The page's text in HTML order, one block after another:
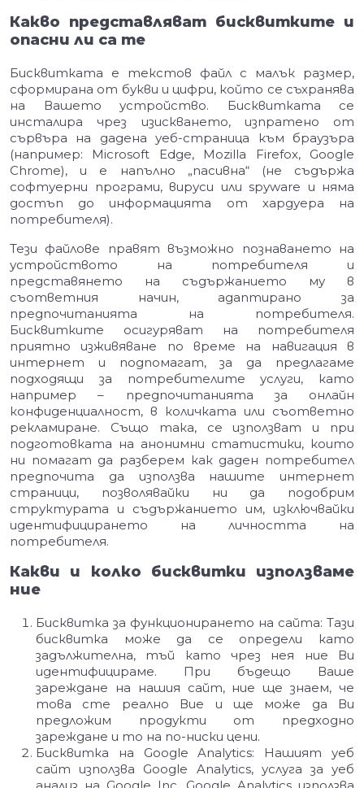
Какво представляват бисквитките и
опасни ли са те
Бисквитката е текстов файл с малък размер,
сформирана от букви и цифри, който се съхранява
на Вашето устройство. Бисквитката се
инсталира чрез изискването, изпратено от
сървъра на дадена уеб-страница към браузъра
(например: Microsoft Edge, Mozilla Firefox, Google
Chrome), и е напълно „пасивна“ (не съдържа
софтуерни програми, вируси или spyware и няма
достъп до информацията от хардуера на
потребителя).
Тези файлове правят възможно познаването на
устройството на потребителя и
представянето на съдържанието му в
съответния начин, адаптирано за
предпочитанията на потребителя.
Бисквитките осигуряват на потребителя
приятно изживяване по време на навигация в
интернет и подпомагат, за да предлагаме
подходящи за потребителите услуги, като
например – предпочитанията за онлайн
конфиденциалност, в количката или съответно
рекламиране. Също така, се използват и при
подготовката на анонимни статистики, които
ни помагат да разберем как даден потребител
предпочита да използва нашите интернет
страници, позволявайки ни да подобрим
структурата и съдържанието им, изключвайки
идентифицирането на личността на
потребителя.
Какви и колко бисквитки използваме
ние
Бисквитка за функционирането на сайта: Тази
бисквитка може да се определи като
задължителна, тъй като чрез нея ние Ви
идентифицираме. При бъдещо Ваше
зареждане на нашия сайт, ние ще знаем, че
това сте реално Вие и ще може да Ви
предложим продукти от предходно
зареждане и то на по-ниски цени.
Бисквитка на Google Analytics: Нашият уеб
сайт използва Google Analytics, услуга за уеб